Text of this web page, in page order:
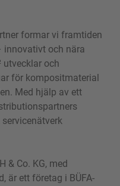
formar vi framtiden
och nära
utvecklar och
för kompositmaterial
Med hjälp av ett
& Co. KG, med
är ett företag i BÜFA-